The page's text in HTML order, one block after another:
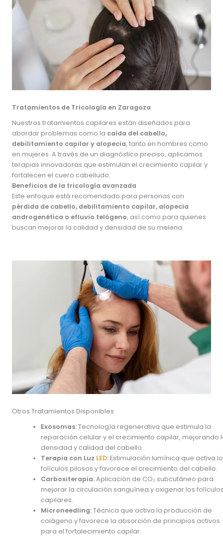
Tratamientos de Tricología en Zaragoza
Nuestros tratamientos capilares están diseñados para
abordar problemas como la caída del cabello,
debilitamiento capilar y alopecia, tanto en hombres como
en mujeres. A través de un diagnóstico preciso, aplicamos
terapias innovadoras que estimulan el crecimiento capilar y
fortalecen el cuero cabelludo.
Beneficios de la tricología avanzada
Este enfoque está recomendado para personas con
pérdida de cabello, debilitamiento capilar, alopecia
androgenética o efluvio telógeno, así como para quienes
buscan mejorar la calidad y densidad de su melena.
Otros Tratamientos Disponibles
Exosomas:Tecnología regenerativa que estimula la
reparación celular y el crecimiento capilar, mejorando
densidad y calidad del cabello.
Terapia con Luz LED:Estimulación lumínica que activa
folículos pilosos y favorece el crecimiento del cabello.
Carboxiterapia:Aplicación de CO₂ subcutáneo para
mejorar la circulación sanguínea y oxigenar los
capilares.
Microneedling:Técnica que activa la producción de
colágeno y favorece la absorción de principios activos
para el fortalecimiento capilar.